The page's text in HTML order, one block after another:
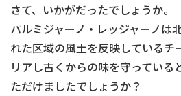
さて、いかがだったでしょうか。
パルミジャーノ・レッジャーノは
れた区域の風土を反映しているチ
リアし古くからの味を守っている
ただけましたでしょうか？